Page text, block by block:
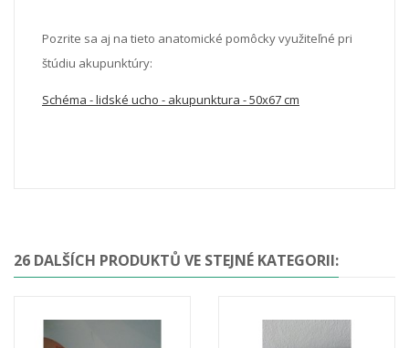
Pozrite sa aj na tieto anatomické pomôcky využiteľné pri
štúdiu akupunktúry:
Schéma - lidské ucho - akupunktura - 50x67 cm
26 DALŠÍCH PRODUKTŮ VE STEJNÉ KATEGORII: